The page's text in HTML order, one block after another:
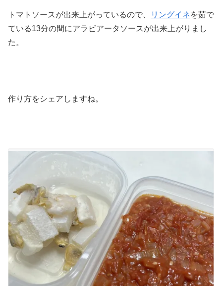
トマトソースが出来上がっているので、 リングイネを茹で
ている13分の間にアラビアータソースが出来上がりまし
た。
作り方をシェアしますね。